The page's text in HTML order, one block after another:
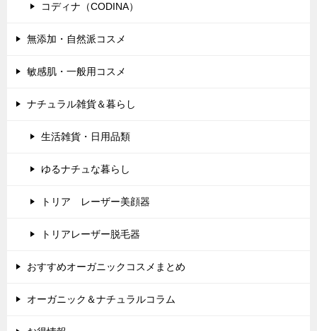
コディナ（CODINA）
無添加・自然派コスメ
敏感肌・一般用コスメ
ナチュラル雑貨＆暮らし
生活雑貨・日用品類
ゆるナチュな暮らし
トリア レーザー美顔器
トリアレーザー脱毛器
おすすめオーガニックコスメまとめ
オーガニック＆ナチュラルコラム